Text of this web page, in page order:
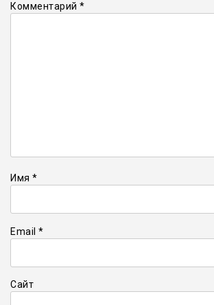
Комментарий *
Имя *
Email *
Сайт